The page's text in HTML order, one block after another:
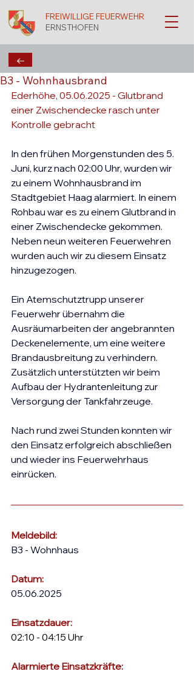
FREIWILLIGE FEUERWEHR
ERNSTHOFEN
B3 - Wohnhausbrand
Ederhöhe, 05.06.2025 - Glutbrand
einer Zwischendecke rasch unter
Kontrolle gebracht
In den frühen Morgenstunden des 5.
Juni, kurz nach 02:00 Uhr, wurden wir
zu einem Wohnhausbrand im
Stadtgebiet Haag alarmiert. In einem
Rohbau war es zu einem Glutbrand in
einer Zwischendecke gekommen.
Neben neun weiteren Feuerwehren
wurden auch wir zu diesem Einsatz
hinzugezogen.
Ein Atemschutztrupp unserer
Feuerwehr übernahm die
Ausräumarbeiten der angebrannten
Deckenelemente, um eine weitere
Brandausbreitung zu verhindern.
Zusätzlich unterstützten wir beim
Aufbau der Hydrantenleitung zur
Versorgung der Tankfahrzeuge.
Nach rund zwei Stunden konnten wir
den Einsatz erfolgreich abschließen
und wieder ins Feuerwehrhaus
einrücken.
Meldebild:
B3 - Wohnhaus
Datum:
05.06.2025
Einsatzdauer:
02:10 - 04:15 Uhr
Alarmierte Einsatzkräfte:
←